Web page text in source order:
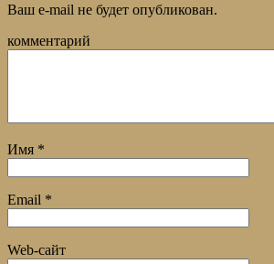
Ваш e-mail не будет опубликован.
комментарий
Имя *
Email *
Web-сайт